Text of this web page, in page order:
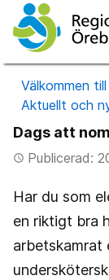
Välkommen
Aktuellt och
Dags att
access_timePublicerad:
Har du som
en riktigt bra
arbetskamrat